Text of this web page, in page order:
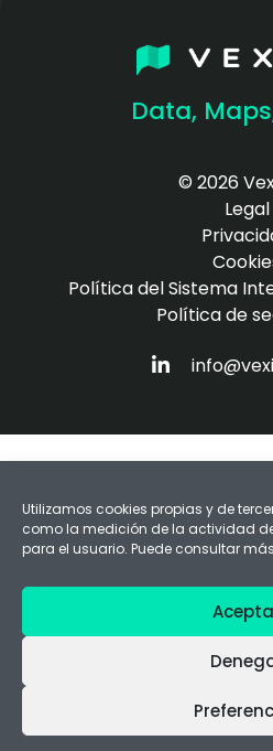
Utilizamos cookies propias y de
como la medición de la actividad
para el usuario. Puede consultar
Data,
© 2026
Legal
Política del Sistema
Política de
HTTPS://